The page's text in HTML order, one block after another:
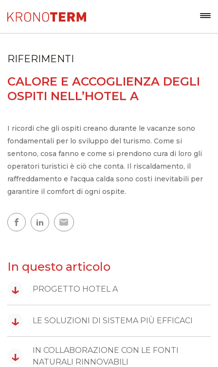
RIFERIMENTI
CALORE E ACCOGLIENZA DEGLI
OSPITI NELL’HOTEL A
I ricordi che gli ospiti creano durante le vacanze sono
fondamentali per lo sviluppo del turismo. Come si
sentono, cosa fanno e come si prendono cura di loro gli
operatori turistici è ciò che conta. Il riscaldamento, il
raffreddamento e l'acqua calda sono costi inevitabili per
garantire il comfort di ogni ospite.
In questo articolo
↓ PROGETTO HOTEL A
↓ LE SOLUZIONI DI SISTEMA PIÙ EFFICACI
↓
IN COLLABORAZIONE CON LE FONTI
NATURALI RINNOVABILI